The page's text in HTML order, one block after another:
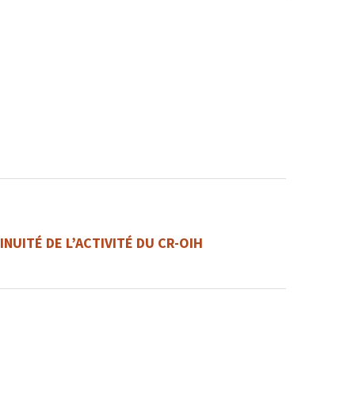
DE L’ACTIVITÉ DU CR-OIH